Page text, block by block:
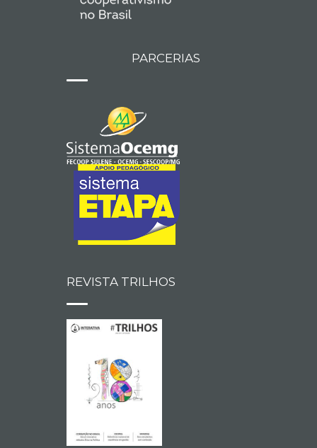
PARCERIAS
REVISTA TRILHOS